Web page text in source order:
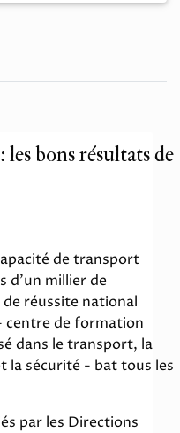
bons résultats de
de transport
d'un millier de
réussite national
centre de formation
dans le transport, la
la sécurité - bat tous les
par les Directions